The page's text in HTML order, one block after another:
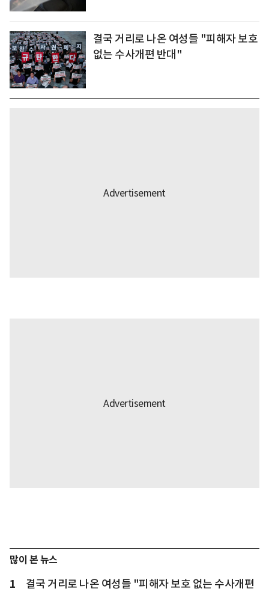
결국 거리로 나온 여성들 "피해자 보호
없는 수사개편 반대"
많이 본 뉴스
1
결국 거리로 나온 여성들 "피해자 보호 없는 수사개편